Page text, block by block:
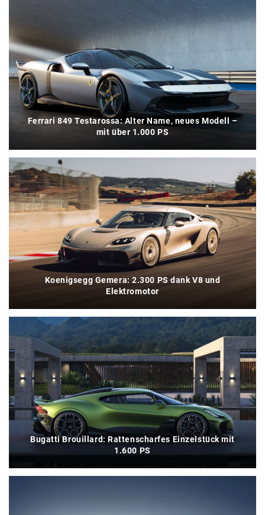
Ferrari 849 Testarossa: Alter Name, neues Modell –
mit über 1.000 PS
Koenigsegg Gemera: 2.300 PS dank V8 und
Elektromotor
Bugatti Brouillard: Rattenscharfes Einzelstück mit
1.600 PS